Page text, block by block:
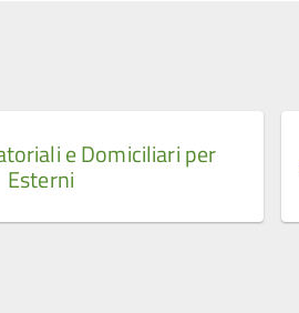
e Domiciliari per
Esterni